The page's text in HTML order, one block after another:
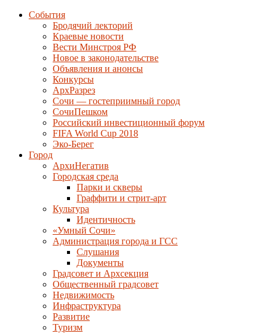
События
Бродячий лекторий
Краевые новости
Вести Минстроя РФ
Новое в законодательстве
Объявления и анонсы
Конкурсы
АрхРазрез
Сочи — гостеприимный город
СочиПешком
Российский инвестиционный форум
FIFA World Cup 2018
Эко-Берег
Город
АрхиНегатив
Городская среда
Парки и скверы
Граффити и стрит-арт
Культура
Идентичность
«Умный Сочи»
Администрация города и ГСС
Слушания
Документы
Градсовет и Архсекция
Общественный градсовет
Недвижимость
Инфраструктура
Развитие
Туризм